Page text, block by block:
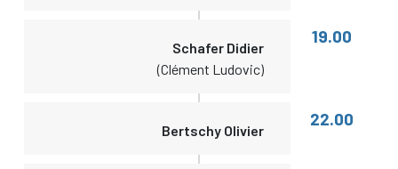
Schafer Didier
(Clément Ludovic)
19.00
Bertschy Olivier
22.00